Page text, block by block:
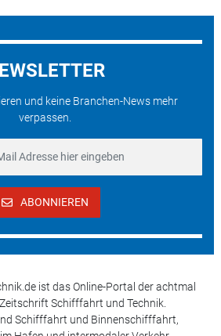
und keine Branchen-News mehr
verpassen.
ABONNIEREN
ist das Online-Portal der achtmal
Schifffahrt und Technik.
Schifffahrt und Binnenschifffahrt,